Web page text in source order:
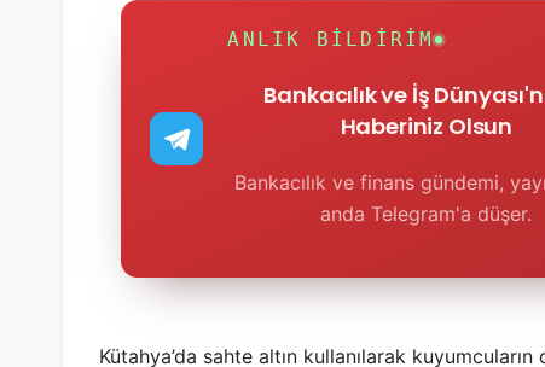
ANLIK BILDIRIM
Bankacılık ve İş
Haberiniz Olsun
Bankacılık ve finans gündemi,
anda Telegram'a düşer.
Kütahya’da sahte altın kullanılarak